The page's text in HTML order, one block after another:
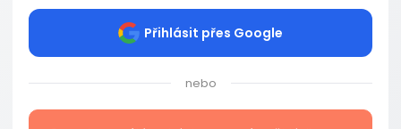
Přihlásit přes Google
nebo